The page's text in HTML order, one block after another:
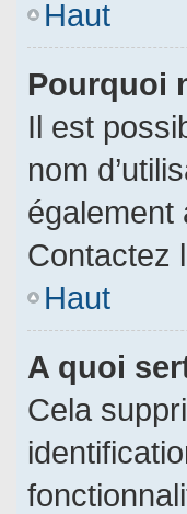
Haut
Pourquoi
Il est
nom
également
Contactez
Haut
A quoi
Cela